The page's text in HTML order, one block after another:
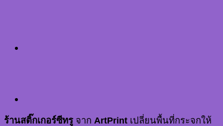
ร้านสติ๊กเกอร์ซีทรู จาก ArtPrint เปลี่ยนพื้นที่กระจกให้